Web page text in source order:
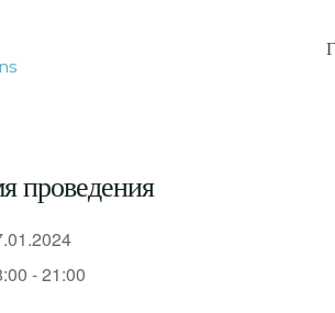
проведения
- 21:00